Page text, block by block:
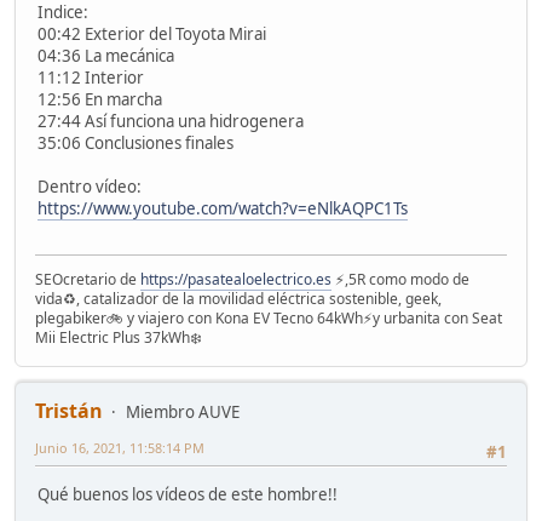
Indice:
00:42​ Exterior del Toyota Mirai
04:36​ La mecánica
11:12​ Interior
12:56​ En marcha
27:44​ Así funciona una hidrogenera
35:06​ Conclusiones finales
Dentro vídeo:
https://www.youtube.com/watch?v=eNlkAQPC1Ts
SEOcretario de https://pasatealoelectrico.es ⚡️,5R como modo de
vida♻️, catalizador de la movilidad eléctrica sostenible, geek,
plegabiker🚲 y viajero con Kona EV Tecno 64kWh⚡️y urbanita con Seat
Mii Electric Plus 37kWh❄️
Tristán
Miembro AUVE
#1
Junio 16, 2021, 11:58:14 PM
Qué buenos los vídeos de este hombre!!